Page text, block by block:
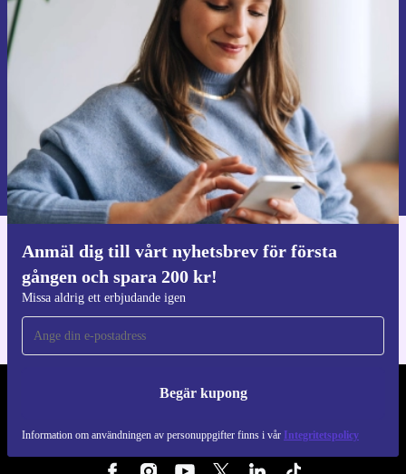
Anmäl dig till vårt nyhetsbrev för första
gången och spara 200 kr!
Missa aldrig ett erbjudande igen
Begär kupong
Information om användningen av personuppgifter finns i vår Integritetspolicy
första gången och spara 200 kr!
Missa aldrig ett erbjudande igen.
Begär kupong
Information om användningen av personuppgifter finns i vår
Integritetspolicy
Ladda ner refurbed appen
För iOS och Android
REFURBED SVERIGE - RETHINK NEW.
FÖLJ OSS